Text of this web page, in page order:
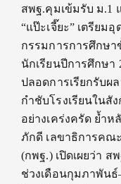
สพฐ.คุมเข้มรับ ม.1
“แป๊ะเจี๊ยะ” เตรีย
กรรมการการศึกษ
นักเรียนปีการศึกษา
ปลอดการเรียกรับผ
กำชับโรงเรียนในสั
อย่างเคร่งครัด ย้ำห
ภักดี เลขาธิการคณ
(กพฐ.) เปิดเผยว่า
ช่วงเดือนกุมภาพันธ์